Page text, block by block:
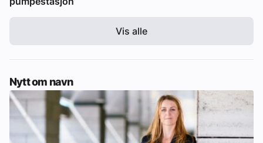
Vis alle
Nytt om navn